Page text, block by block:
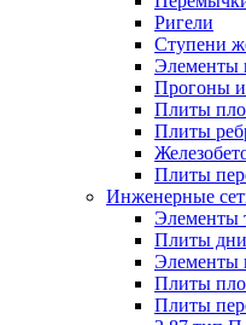
Ригели
Ступени
Элементы
Прогоны
Плиты
Плиты
Плиты
Инженерные
Элементы
Плиты
Элементы
Плиты
Плиты